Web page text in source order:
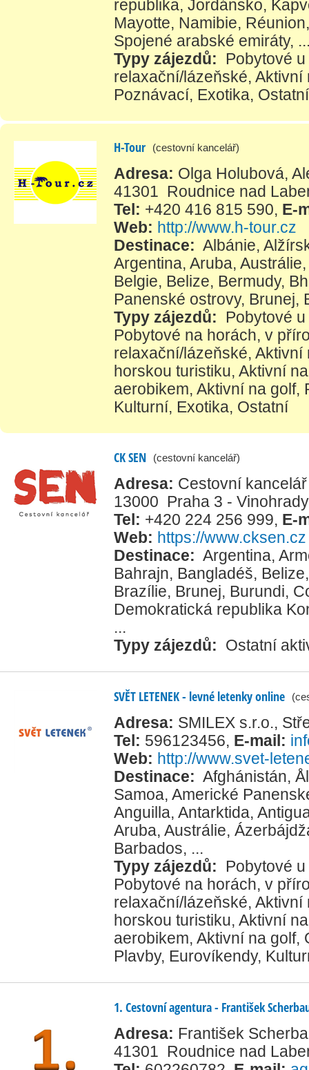
republika, Jordánsko,
Mayotte, Namibie, Réunion
Spojené arabské emiráty,
Typy zájezdů:
Pobytové
relaxační/lázeňské, Aktivní
Poznávací, Exotika, Ostatní
H-Tour (cestovní kancelář)
Adresa: Olga Holubová,
41301 Roudnice nad
Tel: +420 416 815 590, E-
Web: http://www.h-tour.cz
Destinace: Albánie,
Argentina, Aruba, Austrálie
Belgie, Belize, Bermudy,
Panenské ostrovy, Brunej,
Typy zájezdů:
Pobytové
Pobytové na horách, v
relaxační/lázeňské, Aktivní
horskou turistiku, Aktivní
aerobikem, Aktivní na golf,
Kulturní, Exotika, Ostatní
CK SEN (cestovní kancelář)
Adresa: Cestovní
13000 Praha 3 - Vinohrady
Tel: +420 224 256 999, E-
Web: https://www.cksen.cz
Destinace: Argentina,
Bahrajn, Bangladéš, Belize
Brazílie, Brunej, Burundi,
Demokratická republika
...
Typy zájezdů: Ostatní
SVĚT LETENEK - levné letenky online
Adresa: SMILEX s.r.o.,
Tel: 596123456, E-mail:
Web: http://www.svet-
Destinace: Afghánistán,
Samoa, Americké
Anguilla, Antarktida,
Aruba, Austrálie,
Barbados, ...
Typy zájezdů:
Pobytové
Pobytové na horách, v
relaxační/lázeňské, Aktivní
horskou turistiku, Aktivní
aerobikem, Aktivní na golf,
Plavby, Eurovíkendy,
1. Cestovní agentura - František
Adresa: František
41301 Roudnice nad